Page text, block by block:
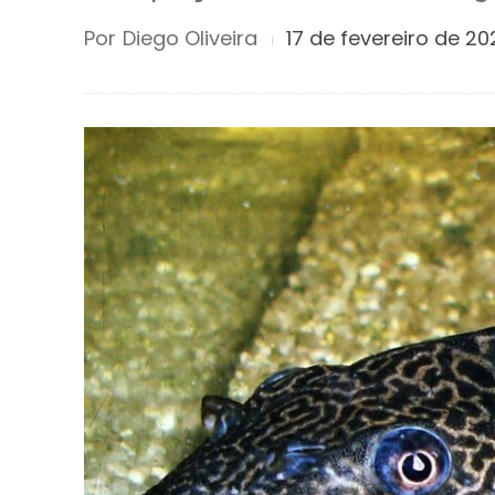
Por Diego Oliveira 17 de fevereiro de